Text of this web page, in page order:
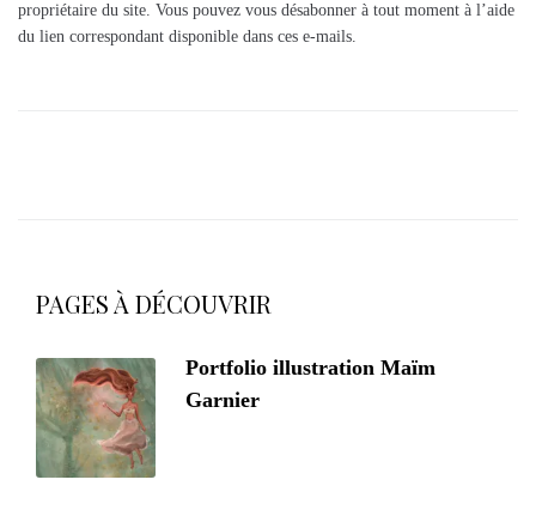
propriétaire du site. Vous pouvez vous désabonner à tout moment à l’aide
du lien correspondant disponible dans ces e-mails.
PAGES À DÉCOUVRIR
Portfolio illustration Maïm
Garnier